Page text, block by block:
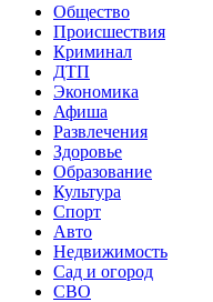
Общество
Происшествия
Криминал
ДТП
Экономика
Афиша
Развлечения
Здоровье
Образование
Культура
Спорт
Авто
Недвижимость
Сад и огород
СВО